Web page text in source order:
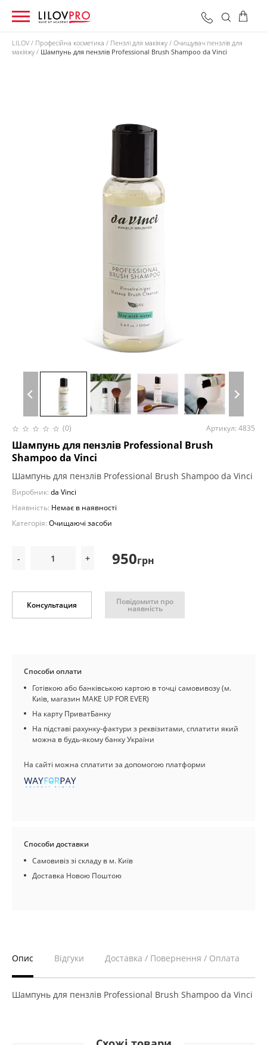
LILOV Професійна косметика Пензлі для макіяжу
Очищувач пензлів для
макіяжу
Шампунь для пензлів Professional Brush Shampoo da Vinci
(0) Артикул: 4835
Шампунь для пензлів Professional Brush
Shampoo da Vinci
Шампунь для пензлів Professional Brush Shampoo da Vinci
Виробник: da Vinci
Наявність: Немає в наявності
Категорія: Очищаючі засоби
- + 950грн
Консультация Повідомити про
наявність
Способи оплати
Готівкою або банківською картою в точці самовивозу (м.
Київ, магазин MAKE UP FOR EVER)
На карту ПриватБанку
На підставі рахунку-фактури з реквізитами, сплатити який
можна в будь-якому банку України
На сайті можна сплатити за допомогою платформи
Способи доставки
Самовивіз зі складу в м. Київ
Доставка Новою Поштою
Опис Відгуки Доставка / Повернення / Оплата
Шампунь для пензлів Professional Brush Shampoo da Vinci